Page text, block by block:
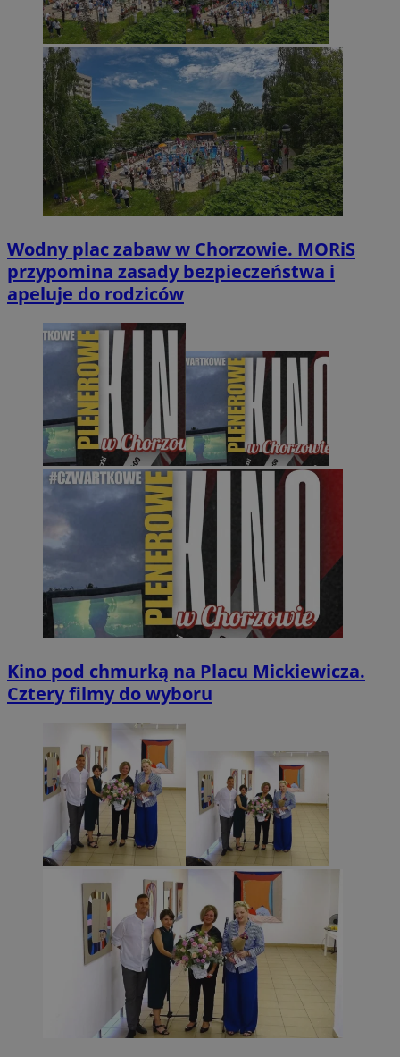
Wodny plac zabaw w Chorzowie. MORiS
przypomina zasady bezpieczeństwa i
apeluje do rodziców
Kino pod chmurką na Placu Mickiewicza.
Cztery filmy do wyboru